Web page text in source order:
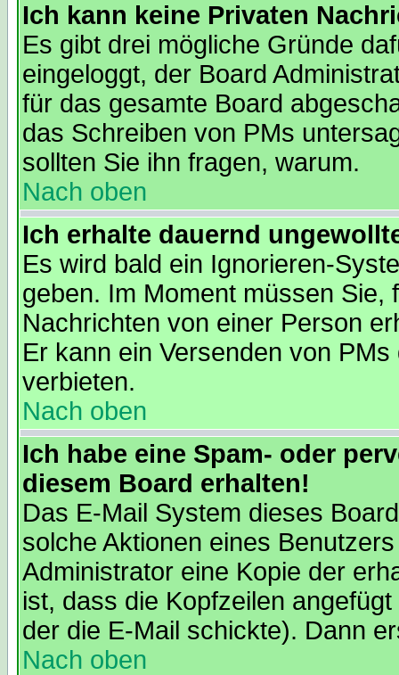
Ich kann keine Privaten
Es gibt drei mögliche Gründe
eingeloggt, der Board
für das gesamte Board
das Schreiben von PMs
sollten Sie ihn fragen, warum.
Nach oben
Ich erhalte dauernd
Es wird bald ein Ignorieren-
geben. Im Moment müssen
Nachrichten von einer Person
Er kann ein Versenden von
verbieten.
Nach oben
Ich habe eine Spam- oder
diesem Board erhalten!
Das E-Mail System dieses
solche Aktionen eines
Administrator eine Kopie der
ist, dass die Kopfzeilen
der die E-Mail schickte). Dann
Nach oben